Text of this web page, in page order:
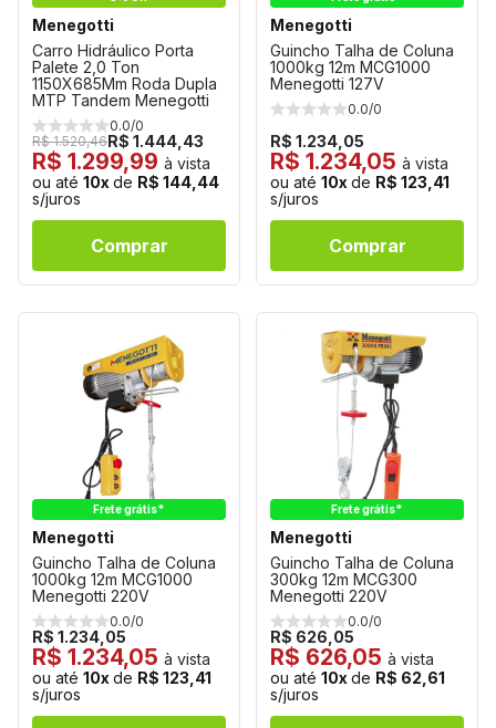
Menegotti
Carro Hidráulico Porta
Palete 2,0 Ton
1150X685Mm Roda Dupla
MTP Tandem Menegotti
0.0/0
R$ 1.520,46R$ 1.444,43
R$ 1.299,99 à vista
ou até 10x de R$ 144,44
s/juros
Comprar
Menegotti
Guincho Talha de Coluna
1000kg 12m MCG1000
Menegotti 127V
0.0/0
R$ 1.234,05
R$ 1.234,05 à vista
ou até 10x de R$ 123,41
s/juros
Comprar
Frete grátis*
Menegotti
Guincho Talha de Coluna
1000kg 12m MCG1000
Menegotti 220V
0.0/0
R$ 1.234,05
R$ 1.234,05 à vista
ou até 10x de R$ 123,41
s/juros
Frete grátis*
Menegotti
Guincho Talha de Coluna
300kg 12m MCG300
Menegotti 220V
0.0/0
R$ 626,05
R$ 626,05 à vista
ou até 10x de R$ 62,61
s/juros